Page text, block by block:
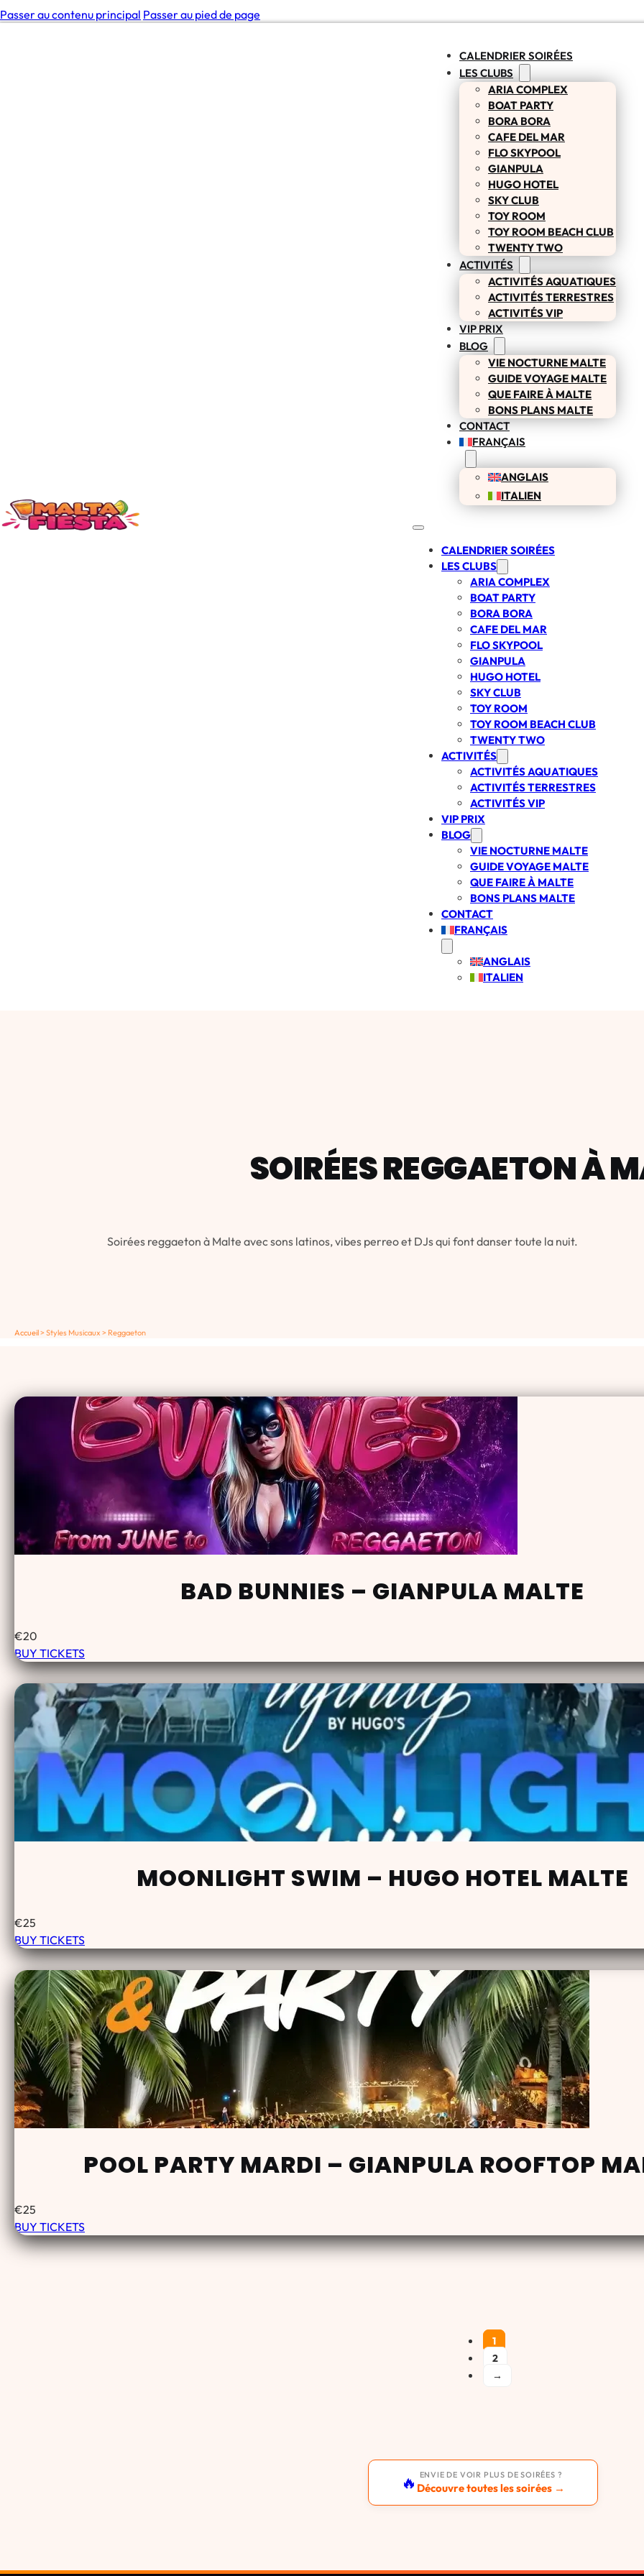
Passer au contenu principal Passer au pied de page
CALENDRIER SOIRÉES
LES CLUBS
ARIA COMPLEX
BOAT PARTY
BORA BORA
CAFE DEL MAR
FLO SKYPOOL
GIANPULA
HUGO HOTEL
SKY CLUB
TOY ROOM
TOY ROOM BEACH CLUB
TWENTY TWO
ACTIVITÉS
ACTIVITÉS AQUATIQUES
ACTIVITÉS TERRESTRES
ACTIVITÉS VIP
VIP PRIX
BLOG
VIE NOCTURNE MALTE
GUIDE VOYAGE MALTE
QUE FAIRE À MALTE
BONS PLANS MALTE
CONTACT
FRANÇAIS
ANGLAIS
ITALIEN
CALENDRIER SOIRÉES
LES CLUBS
ARIA COMPLEX
BOAT PARTY
BORA BORA
CAFE DEL MAR
FLO SKYPOOL
GIANPULA
HUGO HOTEL
SKY CLUB
TOY ROOM
TOY ROOM BEACH CLUB
TWENTY TWO
ACTIVITÉS
ACTIVITÉS AQUATIQUES
ACTIVITÉS TERRESTRES
ACTIVITÉS VIP
VIP PRIX
BLOG
VIE NOCTURNE MALTE
GUIDE VOYAGE MALTE
QUE FAIRE À MALTE
BONS PLANS MALTE
CONTACT
FRANÇAIS
ANGLAIS
ITALIEN
SOIRÉES REGGAETON À
Soirées reggaeton à Malte avec sons latinos, vibes perreo et DJs qui font danser toute la nuit.
Accueil>Styles Musicaux > Reggaeton
BAD BUNNIES – GIANPULA MALTE
€20
BUY TICKETS
MOONLIGHT SWIM – HUGO HOTEL MALTE
€25
BUY TICKETS
POOL PARTY MARDI – GIANPULA ROOFTOP
€25
BUY TICKETS
1
2
→
🔥 ENVIE DE VOIR PLUS DE SOIRÉES ?
Découvre toutes les soirées →